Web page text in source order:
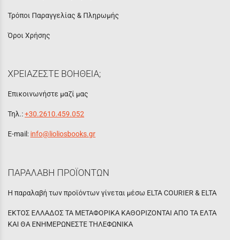
Τρόποι Παραγγελίας & Πληρωμής
Όροι Χρήσης
ΧΡΕΙΑΖΕΣΤΕ ΒΟΗΘΕΙΑ;
Επικοινωνήστε μαζί μας
Τηλ.:+30.2610.459.052
E-mail: info@lioliosbooks.gr
ΠΑΡΑΛΑΒΗ ΠΡΟΪΟΝΤΩΝ
Η παραλαβή των προϊόντων γίνεται μέσω ELTA COURIER & ELTA
ΕΚΤΟΣ ΕΛΛΑΔΟΣ ΤΑ ΜΕΤΑΦΟΡΙΚΑ ΚΑΘΟΡΙΖΟΝΤΑΙ ΑΠΟ ΤΑ ΕΛΤΑ
ΚΑΙ ΘΑ ΕΝΗΜΕΡΩΝΕΣΤΕ ΤΗΛΕΦΩΝΙΚΑ